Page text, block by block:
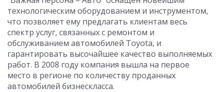
технологическим оборудованием и инструментом,
что позволяет ему предлагать клиентам весь
спектр услуг, связанных с ремонтом и
обслуживанием автомобилей Toyota, и
гарантировать высочайшее качество выполняемых
работ. В 2008 году компания вышла на первое
место в регионе по количеству проданных
автомобилей бизнескласса.